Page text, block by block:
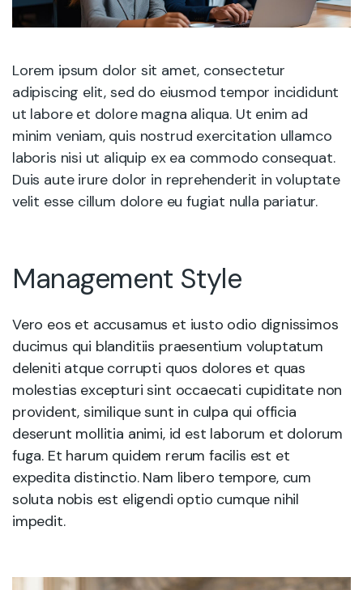
Lorem ipsum dolor sit amet, consectetur
adipiscing elit, sed do eiusmod tempor incididunt
ut labore et dolore magna aliqua. Ut enim ad
minim veniam, quis nostrud exercitation ullamco
laboris nisi ut aliquip ex ea commodo consequat.
Duis aute irure dolor in reprehenderit in voluptate
velit esse cillum dolore eu fugiat nulla pariatur.
Management Style
Vero eos et accusamus et iusto odio dignissimos
ducimus qui blanditiis praesentium voluptatum
deleniti atque corrupti quos dolores et quas
molestias excepturi sint occaecati cupiditate non
provident, similique sunt in culpa qui officia
deserunt mollitia animi, id est laborum et dolorum
fuga. Et harum quidem rerum facilis est et
expedita distinctio. Nam libero tempore, cum
soluta nobis est eligendi optio cumque nihil
impedit.